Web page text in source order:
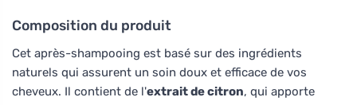
Composition du produit
Cet après-shampooing est basé sur des ingrédients
naturels qui assurent un soin doux et efficace de vos
cheveux. Il contient de l'extrait de citron, qui apporte